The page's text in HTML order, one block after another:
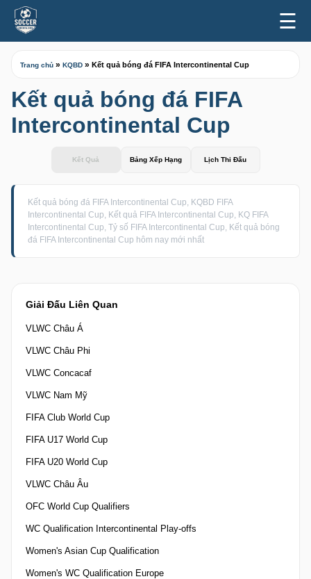
☰
Giải Đấu Liên Quan
VLWC Châu Á
VLWC Châu Phi
VLWC Concacaf
VLWC Nam Mỹ
FIFA Club World Cup
FIFA U17 World Cup
FIFA U20 World Cup
VLWC Châu Âu
OFC World Cup Qualifiers
WC Qualification Intercontinental Play-offs
Women's Asian Cup Qualification
Women's WC Qualification Europe
Trang chủ » KQBD » Kết quả bóng đá FIFA Intercontinental Cup
Kết quả bóng đá FIFA
Intercontinental Cup
Kết Quả Bảng Xếp Hạng Lịch Thi Đấu
Kết quả bóng đá FIFA Intercontinental Cup, KQBD FIFA
Intercontinental Cup, Kết quả FIFA Intercontinental Cup, KQ FIFA
Intercontinental Cup, Tỷ số FIFA Intercontinental Cup, Kết quả bóng
đá FIFA Intercontinental Cup hôm nay mới nhất